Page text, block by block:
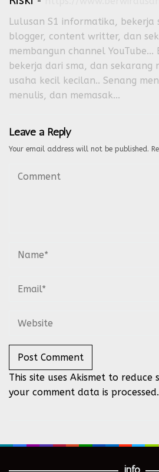
Lulusan S1 informatika, bekerja
blogger, content writter, dan
membangun channel YouTube...
bekerja dari sma, dan sekarang
usaha kecil kecilan.. Senang
menulis, dan memasak...
Leave a Reply
Your email address will not be published.
This site uses Akismet to reduce
your comment data is processed.